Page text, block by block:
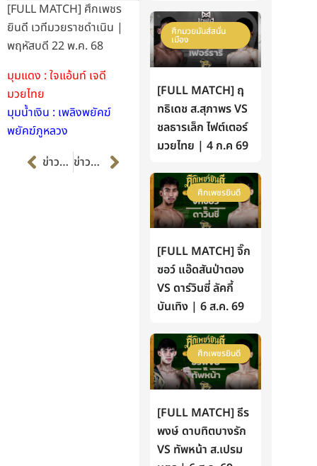
[FULL MATCH] ศึกเพชร
ยินดี เวทีมวยราชดำเนิน |
พฤหัสบดี 22 พ.ค. 68
มุมแดง : ใจแอ้นท์ เจดี
มวยไทย
มุมน้ำเงิน : เพลิงพยัคฆ์
พยัคฆ์ภูหลวง
Prevข่าวก่อนหน้า ข่าวต่อไป Next
ศึกมวยมันส์สนั่น
เมือง
[FULL MATCH] ฤ
ทธิเดช ส.สุภาพร VS
ชลธารเล็ก ไฟต์เตอร์
มวยไทย | 4 ก.ค 69
ศึกเพชรยินดี
[FULL MATCH] จิ๊ก
ซอว์ แอ๊ดสันป่าตอง
VS ดาร์วินซี่ ลัคกี้
บันเทิง | 6 ส.ค. 69
ศึกเพชรยินดี
[FULL MATCH] ธีร
พงษ์ ดาบทิตบางรัก
VS ทัพหน้า ส.เปรม